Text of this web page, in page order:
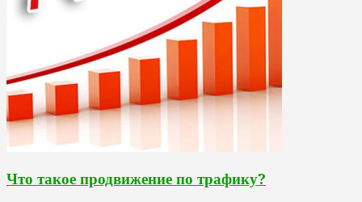
Что такое продвижение по трафику?